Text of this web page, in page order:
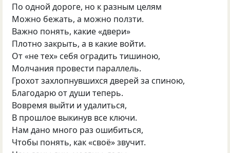
По одной дороге, но к разным целям
Можно бежать, а можно ползти.
Важно понять, какие «двери»
Плотно закрыть, а в какие войти.
От «не тех» себя оградить тишиною,
Молчания провести параллель.
Грохот захлопнувшихся дверей за спиною,
Благодарю от души теперь.
Вовремя выйти и удалиться,
В прошлое выкинув все ключи.
Нам дано много раз ошибиться,
Чтобы понять, как «своё» звучит.